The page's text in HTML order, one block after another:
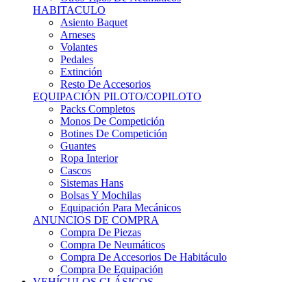
Asiento Baquet
Arneses
Volantes
Pedales
Extinción
Resto De Accesorios
EQUIPACIÓN PILOTO/COPILOTO
Packs Completos
Monos De Competición
Botines De Competición
Guantes
Ropa Interior
Cascos
Sistemas Hans
Bolsas Y Mochilas
Equipación Para Mecánicos
ANUNCIOS DE COMPRA
Compra De Piezas
Compra De Neumáticos
Compra De Accesorios De Habitáculo
Compra De Equipación
VEHÍCULOS CLÁSICOS
VEHÍCULOS CLÁSICOS